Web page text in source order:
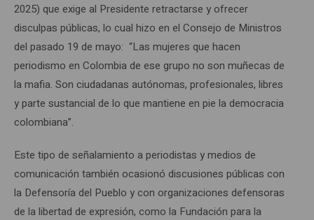
2025) que exige al Presidente retractarse y ofrecer
disculpas públicas, lo cual hizo en el Consejo de Ministros
del pasado 19 de mayo: “Las mujeres que hacen
periodismo en Colombia de ese grupo no son muñecas de
la mafia. Son ciudadanas autónomas, profesionales, libres
y parte sustancial de lo que mantiene en pie la democracia
colombiana”.
Este tipo de señalamiento a periodistas y medios de
comunicación también ocasionó discusiones públicas con
la Defensoría del Pueblo y con organizaciones defensoras
de la libertad de expresión, como la Fundación para la